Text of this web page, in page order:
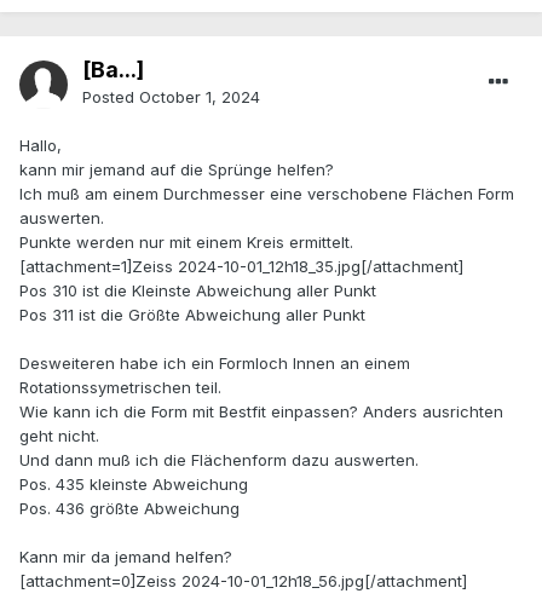
[Ba...]
Posted October 1, 2024
Hallo,
kann mir jemand auf die Sprünge helfen?
Ich muß am einem Durchmesser eine verschobene Flächen Form
auswerten.
Punkte werden nur mit einem Kreis ermittelt.
[attachment=1]Zeiss 2024-10-01_12h18_35.jpg[/attachment]
Pos 310 ist die Kleinste Abweichung aller Punkt
Pos 311 ist die Größte Abweichung aller Punkt
Desweiteren habe ich ein Formloch Innen an einem
Rotationssymetrischen teil.
Wie kann ich die Form mit Bestfit einpassen? Anders ausrichten
geht nicht.
Und dann muß ich die Flächenform dazu auswerten.
Pos. 435 kleinste Abweichung
Pos. 436 größte Abweichung
Kann mir da jemand helfen?
[attachment=0]Zeiss 2024-10-01_12h18_56.jpg[/attachment]